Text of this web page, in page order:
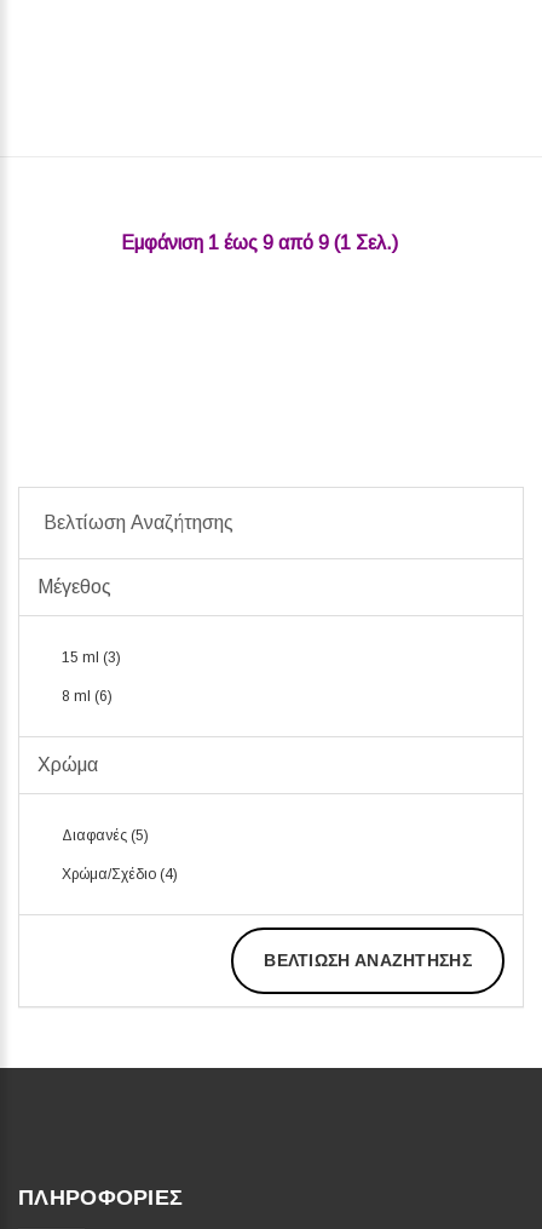
Εμφάνιση 1 έως 9 από 9 (1 Σελ.)‎
Βελτίωση Αναζήτησης
Μέγεθος
15 ml (3)
8 ml (6)
Χρώμα
Διαφανές (5)
Χρώμα/Σχέδιο (4)
ΒΕΛΤΊΩΣΗ ΑΝΑΖΉΤΗΣΗΣ
ΠΛΗΡΟΦΟΡΊΕΣ